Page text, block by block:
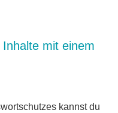
mit einem
kannst du